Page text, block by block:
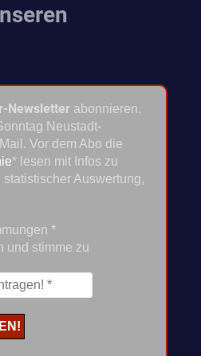
Newsletter abonnieren.
Neustadt-
Vor dem Abo die
* lesen mit Infos zu
Auswertung,
*
und stimme zu